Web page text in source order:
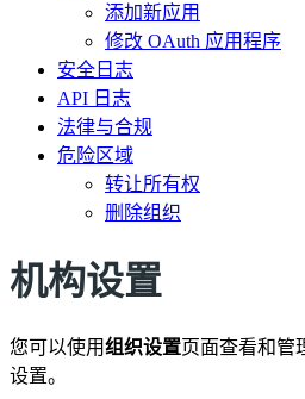
添加新应用
修改 OAuth 应用程序
安全日志
API 日志
法律与合规
危险区域
转让所有权
删除组织
机构设置
您可以使用组织设置页面查看和管
设置。